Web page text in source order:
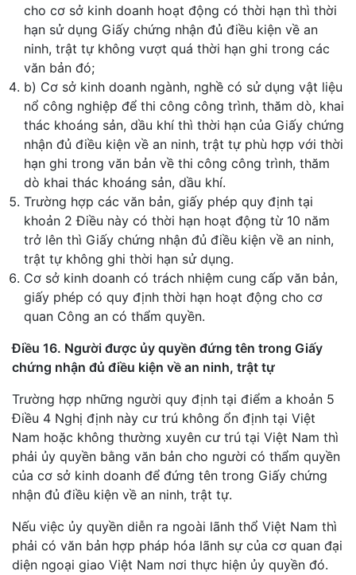
cho cơ sở kinh doanh hoạt động có thời hạn thì thời
hạn sử dụng Giấy chứng nhận đủ điều kiện về an
ninh, trật tự không vượt quá thời hạn ghi trong các
văn bản đó;
b) Cơ sở kinh doanh ngành, nghề có sử dụng vật liệu
nổ công nghiệp để thi công công trình, thăm dò, khai
thác khoáng sản, dầu khí thì thời hạn của Giấy chứng
nhận đủ điều kiện về an ninh, trật tự phù hợp với thời
hạn ghi trong văn bản về thi công công trình, thăm
dò khai thác khoáng sản, dầu khí.
Trường hợp các văn bản, giấy phép quy định tại
khoản 2 Điều này có thời hạn hoạt động từ 10 năm
trở lên thì Giấy chứng nhận đủ điều kiện về an ninh,
trật tự không ghi thời hạn sử dụng.
Cơ sở kinh doanh có trách nhiệm cung cấp văn bản,
giấy phép có quy định thời hạn hoạt động cho cơ
quan Công an có thẩm quyền.
Điều 16. Người được ủy quyền đứng tên trong Giấy
chứng nhận đủ điều kiện về an ninh, trật tự
Trường hợp những người quy định tại điểm a khoản 5
Điều 4 Nghị định này cư trú không ổn định tại Việt
Nam hoặc không thường xuyên cư trú tại Việt Nam thì
phải ủy quyền bằng văn bản cho người có thẩm quyền
của cơ sở kinh doanh để đứng tên trong Giấy chứng
nhận đủ điều kiện về an ninh, trật tự.
Nếu việc ủy quyền diễn ra ngoài lãnh thổ Việt Nam thì
phải có văn bản hợp pháp hóa lãnh sự của cơ quan đại
diện ngoại giao Việt Nam nơi thực hiện ủy quyền đó.